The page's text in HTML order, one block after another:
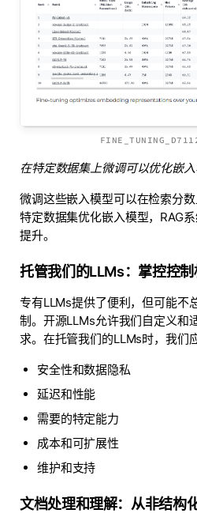
在特定数据集上微调可以优化嵌
微调这些嵌入模型可以在检索分
特定数据集优化嵌入模型，RAG
提升。
托管我们的LLMs：掌控控制
专有LLMs提供了便利，但可能不
制。开源LLMs允许我们自定义和
求。在托管我们的LLMs时，我们
安全性和数据隐私
延迟和性能
需要的特定能力
成本和可扩展性
维护和支持
文档处理和理解：从非结构